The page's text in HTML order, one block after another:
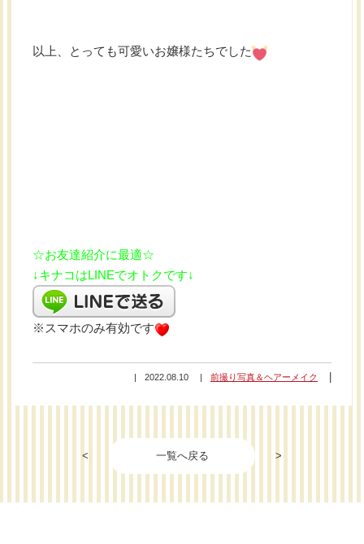
以上、とっても可愛いお嬢様たちでした
☆お友達紹介に最適☆
↓キナコはLINEでオトクです↓
※スマホのみ有効です
2022.08.10 前撮り写真＆ヘアーメイク
< 一覧へ戻る >